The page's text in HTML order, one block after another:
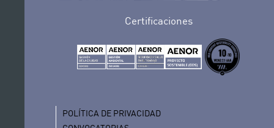
Certificaciones
POLÍTICA DE PRIVACIDAD